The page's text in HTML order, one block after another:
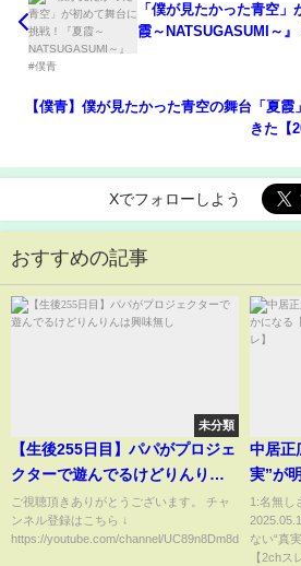
「僕が見たかった青空
霞～NATSUGASUMI～』
【僕青】僕が見たかった青空の舞台「夏霞
きた【
Xでフォローしよう
おすすめの記事
未分類
【生後255日目】パパがプロジェ
クターで遊んでるけどりんりん
は興味無し
ご視聴頂きありがとうございます。 チャ
ンネル登録はこちら ↓
https://youtube.com/channel/UC89n8Dm8d5...
中居正
実”が
め】【
1:名無し
ない“真
【2chス